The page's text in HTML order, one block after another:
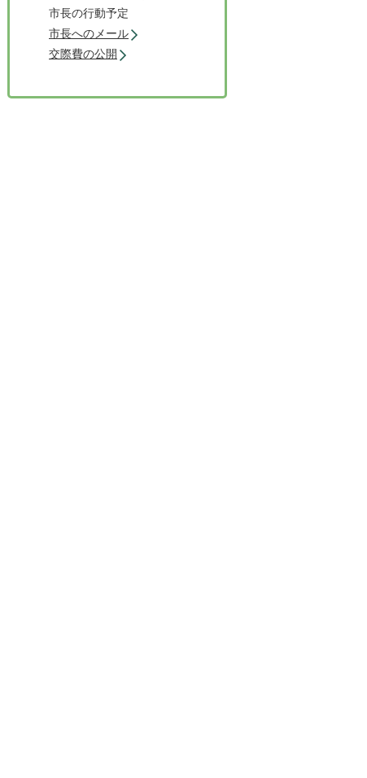
市長の行動予定
市長へのメール
交際費の公開